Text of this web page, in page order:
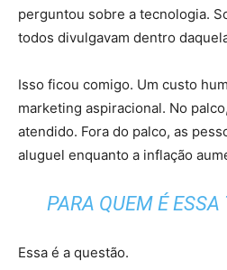
perguntou sobre a tecnologia.
todos divulgavam dentro
Isso ficou comigo. Um custo
marketing aspiracional. No
atendido. Fora do palco, as
aluguel enquanto a inflação
PARA QUEM É
Essa é a questão.